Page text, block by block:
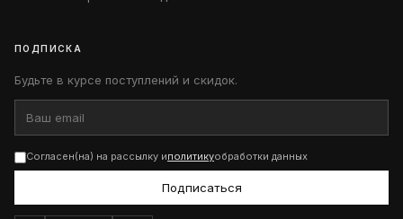
ПОДПИСКА
Будьте в курсе поступлений и скидок.
Согласен(на) на рассылку иполитикуобработки данных
Подписаться